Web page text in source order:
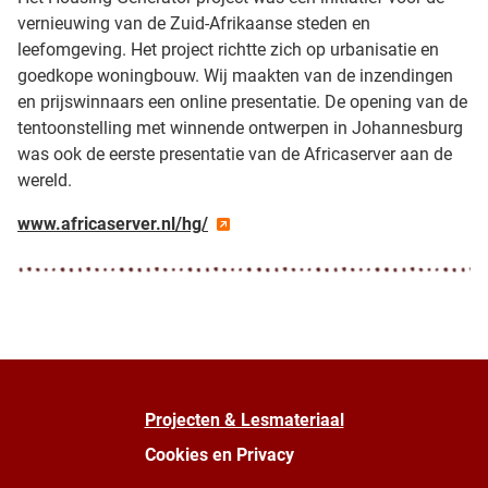
vernieuwing van de Zuid-Afrikaanse steden en
leefomgeving. Het project richtte zich op urbanisatie en
goedkope woningbouw. Wij maakten van de inzendingen
en prijswinnaars een online presentatie. De opening van de
tentoonstelling met winnende ontwerpen in Johannesburg
was ook de eerste presentatie van de Africaserver aan de
wereld.
www.africaserver.nl/hg/
Projecten & Lesmateriaal
Cookies en Privacy